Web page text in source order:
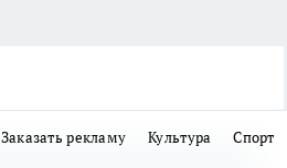
Заказать рекламу Культура Спорт